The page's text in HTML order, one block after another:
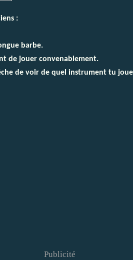
:
barbe.
de jouer convenablement.
de voir de quel instrument tu
Publicité